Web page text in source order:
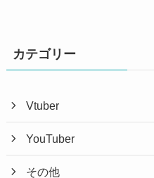
カテゴリー
Vtuber
YouTuber
その他